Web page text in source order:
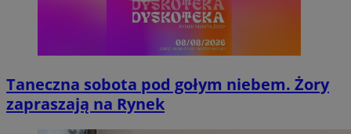
Taneczna sobota pod gołym niebem. Żory
zapraszają na Rynek